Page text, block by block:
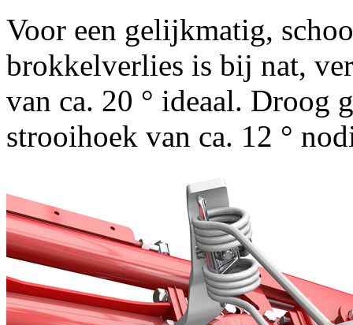
Voor een gelijkmatig,
brokkelverlies is bij nat,
van ca. 20 ° ideaal. Droog
strooihoek van ca. 12 °